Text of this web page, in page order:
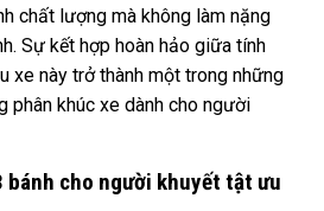
chất lượng mà không làm nặng
Sự kết hợp hoàn hảo giữa tính
xe này trở thành một trong những
phân khúc xe dành cho người
bánh cho người khuyết tật ưu